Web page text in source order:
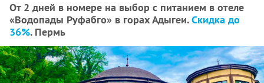
От 2 дней в номере на выбор с питанием в отеле
«Водопады Руфабго» в горах Адыгеи.Скидка до
36%. Пермь